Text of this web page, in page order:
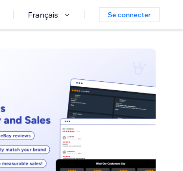
Français Se connecter